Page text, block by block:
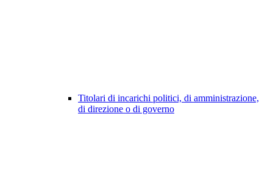
Titolari di incarichi politici, di amministrazione,
di direzione o di governo